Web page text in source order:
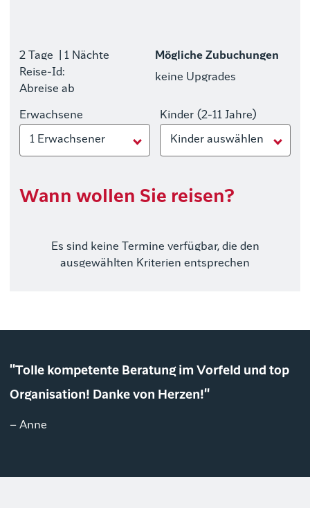
2 Tage
| 1 Nächte
Reise-Id:
Abreise ab
Mögliche Zubuchungen
keine Upgrades
Erwachsene
1 Erwachsener
Kinder (2-11 Jahre)
Kinder auswählen
Wann wollen Sie reisen?
Es sind keine Termine verfügbar, die den
ausgewählten Kriterien entsprechen
"Tolle kompetente Beratung im Vorfeld und top
Organisation! Danke von Herzen!"
– Anne